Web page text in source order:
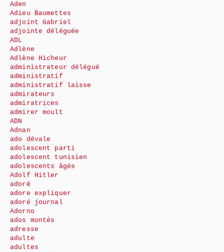
Aden
Adieu Baumettes
adjoint Gabriel
adjointe déléguée
ADL
Adlène
Adlène Hicheur
administrateur délégué
administratif
administratif laisse
admirateurs
admiratrices
admirer moult
ADN
Adnan
ado dévale
adolescent parti
adolescent tunisien
adolescents âgés
Adolf Hitler
adoré
adore expliquer
adoré journal
Adorno
ados montés
adresse
adulte
adultes